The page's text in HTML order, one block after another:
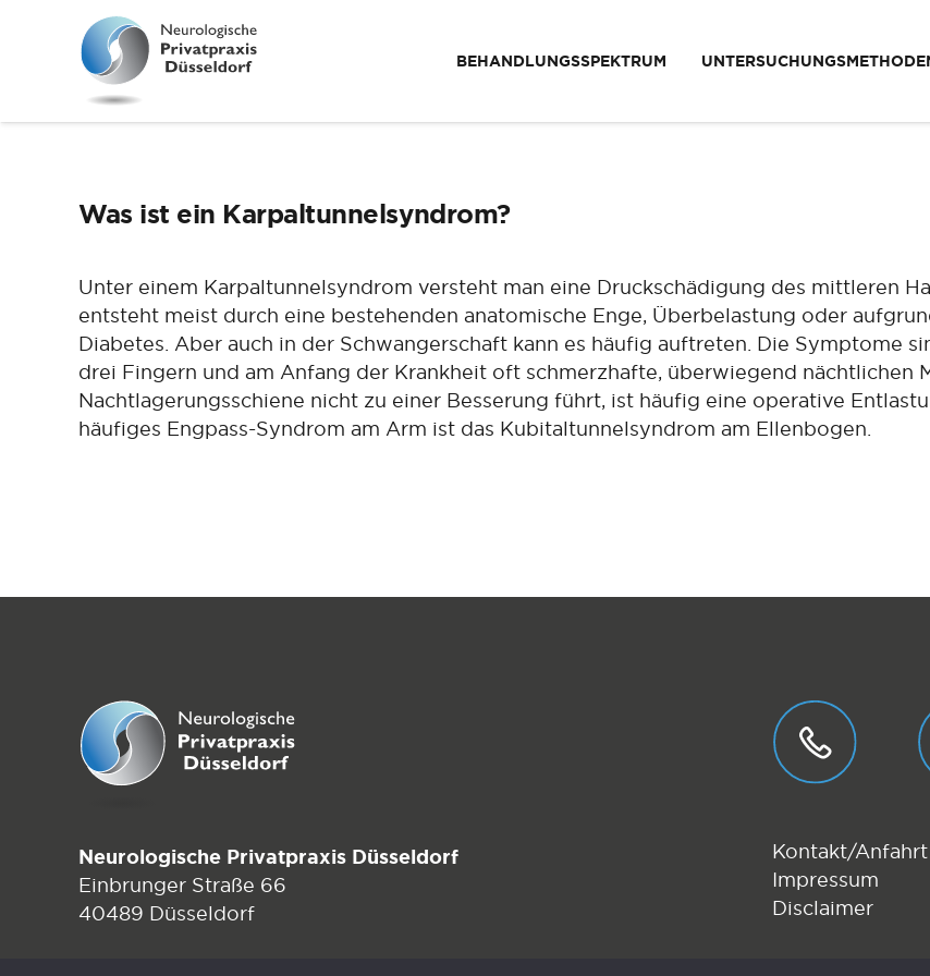
BEHANDLUNGSSPEKTRUM
Was ist ein Karpaltunnelsyndrom?
Unter einem Karpaltunnelsyndrom versteht man eine Druckschädigung des mittleren
entsteht meist durch eine bestehenden anatomische Enge, Überbelastung oder
Diabetes. Aber auch in der Schwangerschaft kann es häufig auftreten. Die Symptome
drei Fingern und am Anfang der Krankheit oft schmerzhafte, überwiegend nächtlichen
Nachtlagerungsschiene nicht zu einer Besserung führt, ist häufig eine operative
häufiges Engpass-Syndrom am Arm ist das Kubitaltunnelsyndrom am Ellenbogen.
Neurologische Privatpraxis Düsseldorf
Einbrunger Straße 66
40489 Düsseldorf
Kontakt/Anfahrt
Impressum
Disclaimer